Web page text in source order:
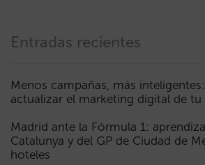
Entradas recientes
Menos campañas, más
actualizar el marketing digital de tu
Madrid ante la Fórmula 1:
Catalunya y del GP de Ciudad de
hoteles